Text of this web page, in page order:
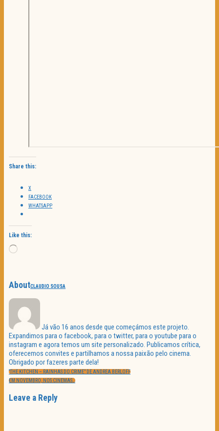
Share this:
X
FACEBOOK
WHATSAPP
Like this:
Loading…
AboutCLAUDIO SOUSA
Já vão 16 anos desde que começámos este projeto.
Expandimos para o facebook, para o twitter, para o youtube para o
instagram e agora temos um site personalizado. Publicamos crítica,
oferecemos convites e partilhamos a nossa paixão pelo cinema.
Obrigado por fazeres parte dela!
Navegação
de
artigos
PREVIOUS
POST:
“THE KITCHEN – RAINHAS DO CRIME” DE ANDREA BERLOFF
NEXT
POST:
EM NOVEMBRO, NOS CINEMAS…
Leave a Reply